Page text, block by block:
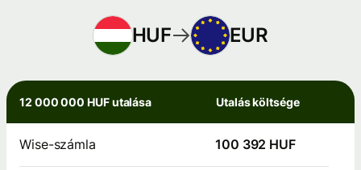
HUF EUR
12 000 000 HUF utalása Utalás költsége
Wise-számla 100 392 HUF